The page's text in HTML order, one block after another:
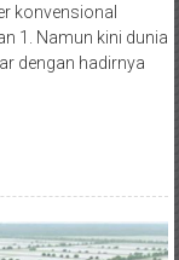
konvensional
1. Namun kini dunia
dengan hadirnya